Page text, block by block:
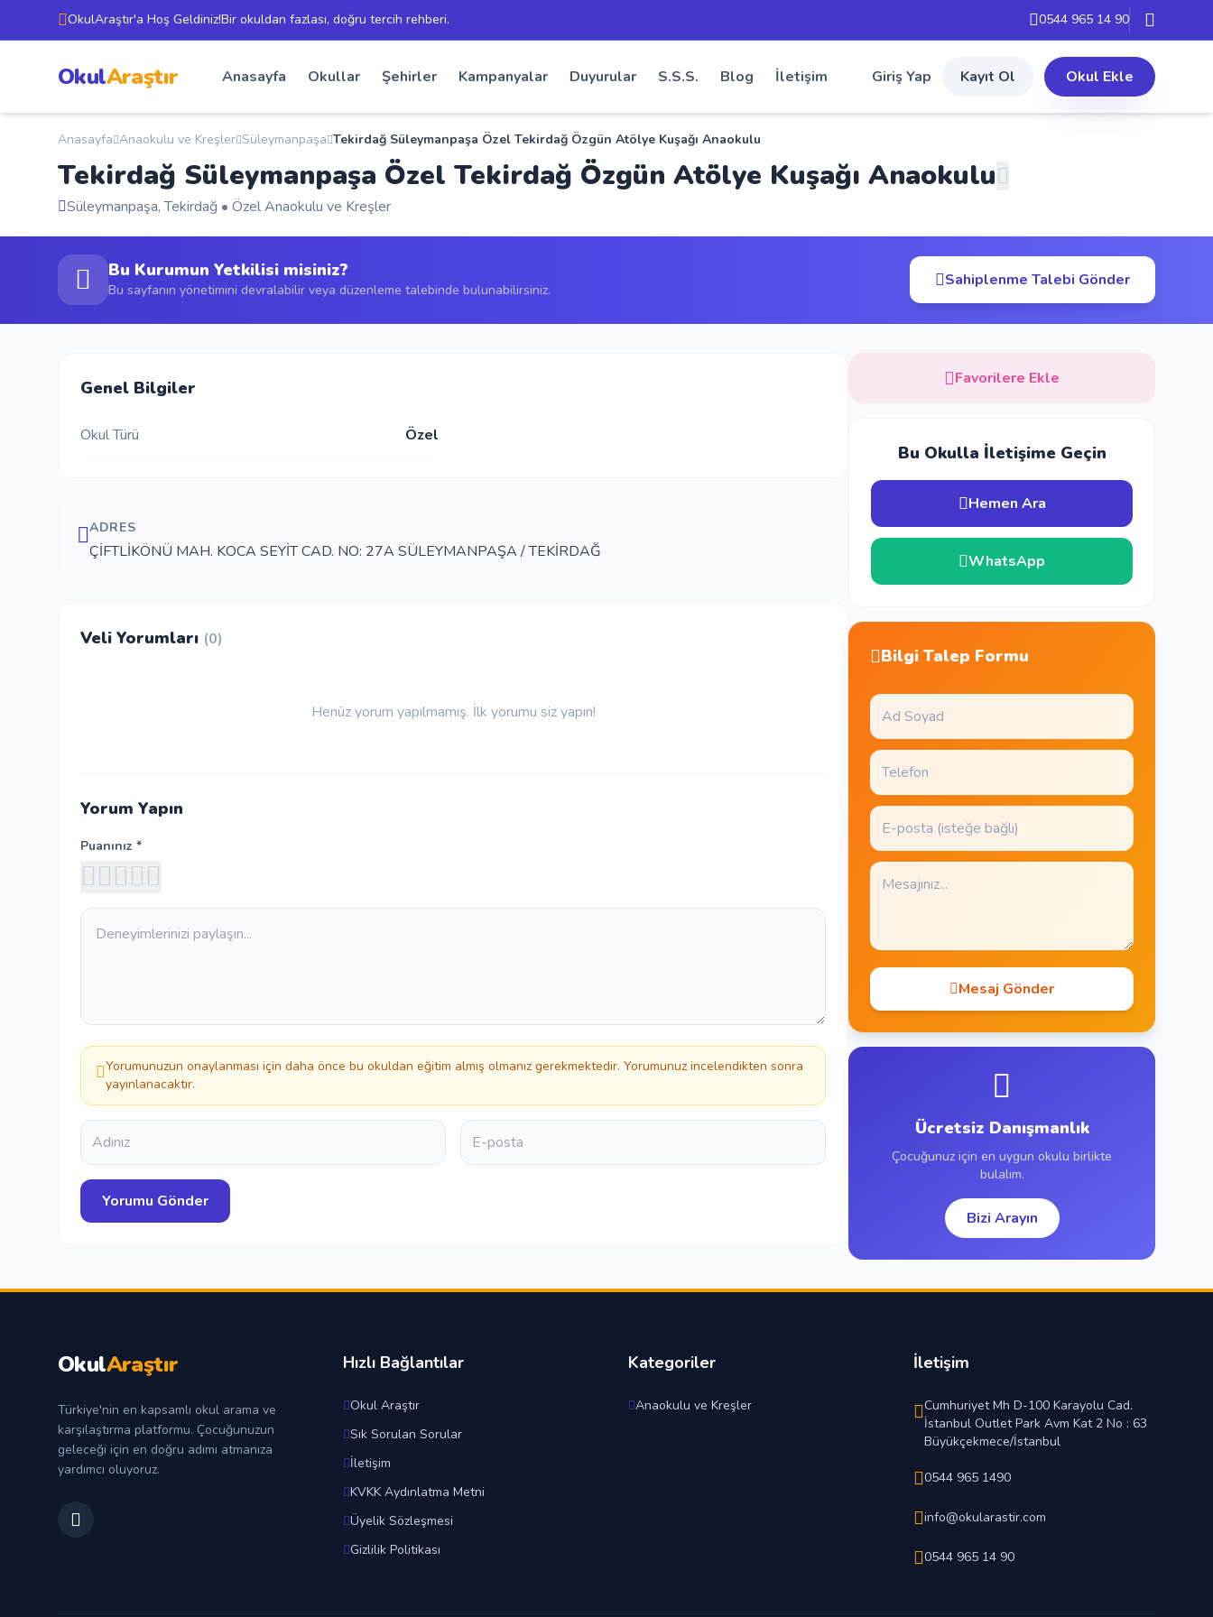
OkulAraştır'a Hoş Geldiniz!Bir okuldan fazlası, doğru tercih rehberi. 0544 965 14 90
OkulAraştır Anasayfa Okullar Şehirler Kampanyalar Duyurular S.S.S. Blog İletişim Giriş Yap Kayıt Ol Okul Ekle
Anasayfa Anaokulu ve Kreşler Süleymanpaşa Tekirdağ Süleymanpaşa Özel Tekirdağ Özgün Atölye Kuşağı Anaokulu
Tekirdağ Süleymanpaşa Özel Tekirdağ Özgün Atölye Kuşağı Anaokulu
Süleymanpaşa, Tekirdağ • Özel Anaokulu ve Kreşler
Bu Kurumun Yetkilisi misiniz?
Bu sayfanın yönetimini devralabilir veya düzenleme talebinde bulunabilirsiniz.
Sahiplenme Talebi Gönder
Genel Bilgiler
Okul Türü Özel
ADRES
ÇİFTLİKÖNÜ MAH. KOCA SEYİT CAD. NO: 27A SÜLEYMANPAŞA / TEKİRDAĞ
Veli Yorumları (0)
Henüz yorum yapılmamış. İlk yorumu siz yapın!
Yorum Yapın
Puanınız *
Yorumunuzun onaylanması için daha önce bu okuldan eğitim almış olmanız gerekmektedir. Yorumunuz incelendikten sonra
yayınlanacaktır.
Favorilere Ekle
Bu Okulla İletişime Geçin
Hemen Ara
WhatsApp
Bilgi Talep Formu
Mesaj Gönder
Ücretsiz Danışmanlık
Çocuğunuz için en uygun okulu birlikte
bulalım.
Bizi Arayın
OkulAraştır
Türkiye'nin en kapsamlı okul arama ve
karşılaştırma platformu. Çocuğunuzun
geleceği için en doğru adımı atmanıza
yardımcı oluyoruz.
Hızlı Bağlantılar
Okul Araştır
Sık Sorulan Sorular
İletişim
KVKK Aydınlatma Metni
Üyelik Sözleşmesi
Gizlilik Politikası
Kategoriler
Anaokulu ve Kreşler
İletişim
Cumhuriyet Mh D-100 Karayolu Cad.
İstanbul Outlet Park Avm Kat 2 No : 63
Büyükçekmece/İstanbul
0544 965 1490
info@okularastir.com
0544 965 14 90